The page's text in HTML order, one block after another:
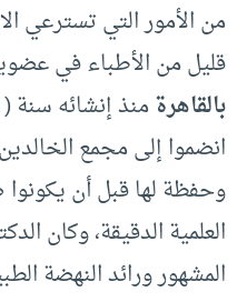
من الأمور التي تسترعي
قليل من الأطباء في
بالقاهرة
انضموا إلى مجمع
وحفظة لها قبل أن
العلمية الدقيقة، وكان
المشهور ورائد النهضة